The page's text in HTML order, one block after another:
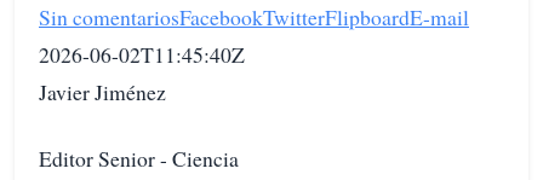
Sin comentariosFacebookTwitterFlipboardE-mail
2026-06-02T11:45:40Z
Javier Jiménez
Editor Senior - Ciencia